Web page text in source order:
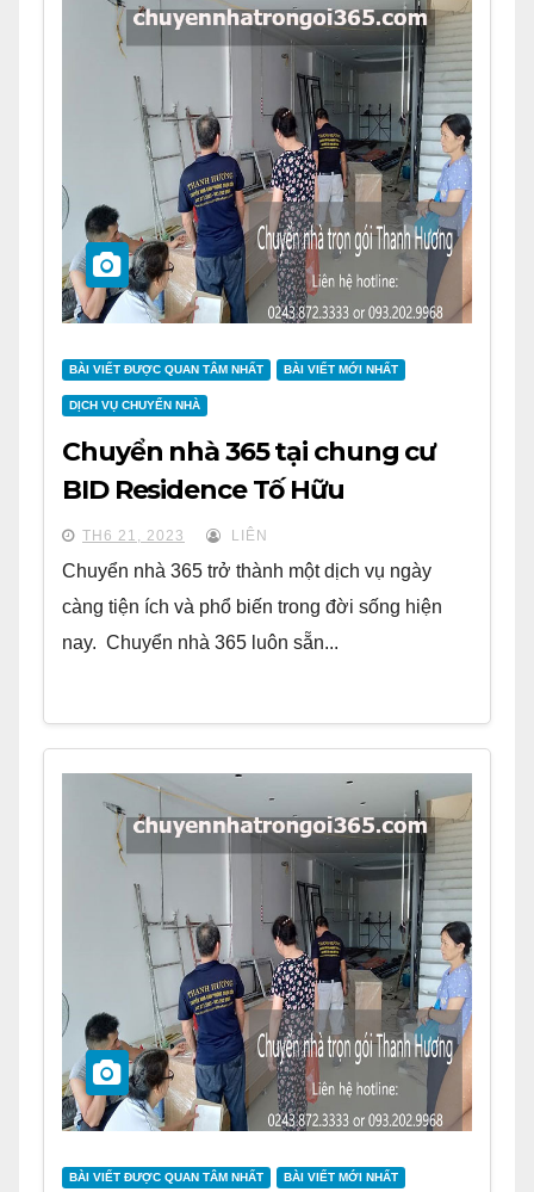
BÀI VIẾT ĐƯỢC QUAN TÂM NHẤT BÀI VIẾT MỚI NHẤT
DỊCH VỤ CHUYỂN NHÀ
Chuyển nhà 365 tại chung cư
BID Residence Tố Hữu
TH6 21, 2023 LIÊN
Chuyển nhà 365 trở thành một dịch vụ ngày
càng tiện ích và phổ biến trong đời sống hiện
nay. Chuyển nhà 365 luôn sẵn...
BÀI VIẾT ĐƯỢC QUAN TÂM NHẤT BÀI VIẾT MỚI NHẤT